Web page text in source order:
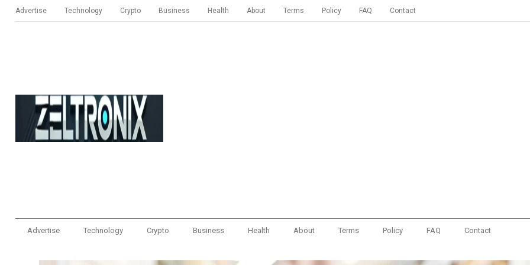
Advertise Technology Crypto Business Health About Terms Policy FAQ Contact
Advertise Technology Crypto Business Health About Terms Policy FAQ Contact